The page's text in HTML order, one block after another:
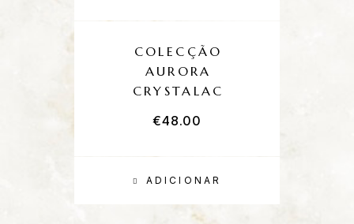
ADICIONAR
COLECÇÃO
AURORA
CRYSTALAC
€48.00